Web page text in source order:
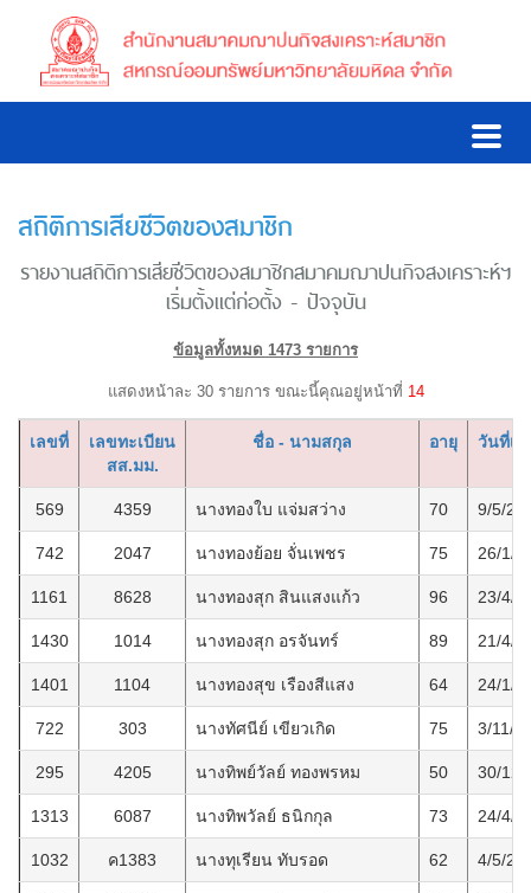
สถิติการเสียชีวิตของสมาชิก
รายงานสถิติการเสียชีวิตของสมาชิกสมาคมฌาปนกิจสงเคราะห์ฯ
เริ่มตั้งแต่ก่อตั้ง - ปัจจุบัน
ข้อมูลทั้งหมด 1473 รายการ
แสดงหน้าละ 30 รายการ ขณะนี้คุณอยู่หน้าที่ 14
เลขที่
เลขทะเบียน
สส.มม.
ชื่อ - นามสกุล อายุ วันที่เ
569 4359 นางทองใบ แจ่มสว่าง 70 9/5/
742 2047 นางทองย้อย จั่นเพชร 75 26/1/
1161 8628 นางทองสุก สินแสงแก้ว 96 23/4/
1430 1014 นางทองสุก อรจันทร์ 89 21/4/
1401 1104 นางทองสุข เรืองสีแสง 64 24/1/
722 303 นางทัศนีย์ เขียวเกิด 75 3/11/
295 4205 นางทิพย์วัลย์ ทองพรหม 50 30/12/
1313 6087 นางทิพวัลย์ ธนิกกุล 73 24/4/
1032 ค1383 นางทุเรียน ทับรอด 62 4/5/